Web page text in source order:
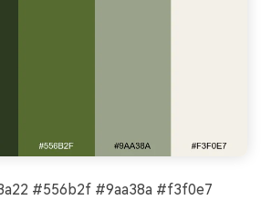
#556b2f #9aa38a #f3f0e7